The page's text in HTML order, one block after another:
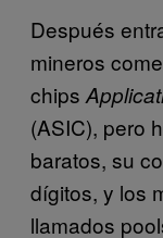
Después
mineros
chips
(ASIC), pero
baratos, su
dígitos, y los
llamados